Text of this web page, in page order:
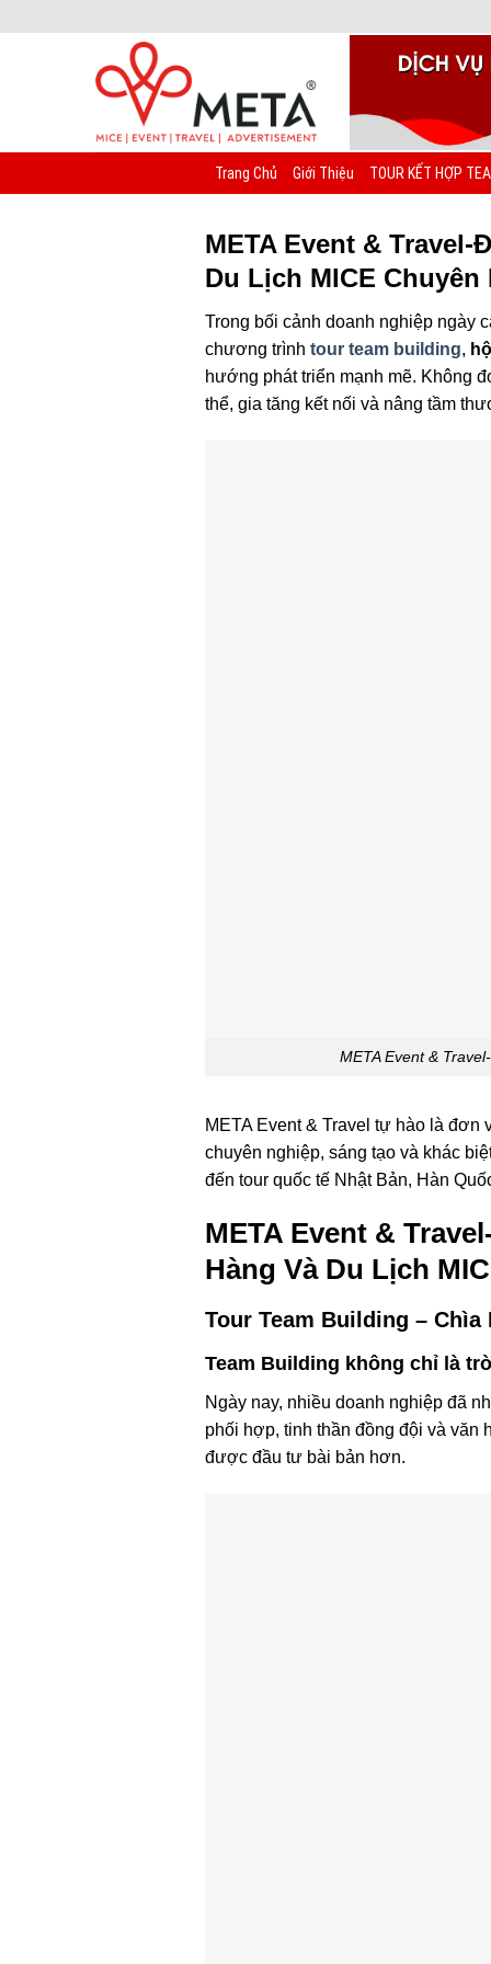
Trang Chủ Giới Thiệu TOUR KẾT HỢP
META Event &
Du Lịch MICE Chuyên
Trong bối cảnh doanh nghiệp ngày
chương trình tour team building,
hướng phát triển mạnh mẽ. Không
thể, gia tăng kết nối và nâng tầm
META Event &
META Event & Travel tự hào là
chuyên nghiệp, sáng tạo và khác
đến tour quốc tế Nhật Bản, Hàn
META Event &
Hàng Và Du Lịch
Tour Team Building – Chìa
Team Building không chỉ là
Ngày nay, nhiều doanh nghiệp đã
phối hợp, tinh thần đồng đội và
được đầu tư bài bản hơn.